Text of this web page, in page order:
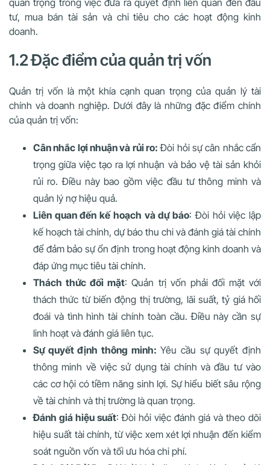
tư, mua bán tài sản và chi tiêu cho các hoạt động kinh
doanh.
1.2 Đặc điểm của quản trị vốn
Quản trị vốn là một khía cạnh quan trọng của quản lý tài
chính và doanh nghiệp. Dưới đây là những đặc điểm chính
của quản trị vốn:
Cân nhắc lợi nhuận và rủi ro: Đòi hỏi sự cân nhắc cẩn
trọng giữa việc tạo ra lợi nhuận và bảo vệ tài sản khỏi
rủi ro. Điều này bao gồm việc đầu tư thông minh và
quản lý nợ hiệu quả.
Liên quan đến kế hoạch và dự báo: Đòi hỏi việc lập
kế hoạch tài chính, dự báo thu chi và đánh giá tài chính
để đảm bảo sự ổn định trong hoạt động kinh doanh và
đáp ứng mục tiêu tài chính.
Thách thức đối mặt: Quản trị vốn phải đối mặt với
thách thức từ biến động thị trường, lãi suất, tỷ giá hối
đoái và tình hình tài chính toàn cầu. Điều này cần sự
linh hoạt và đánh giá liên tục.
Sự quyết định thông minh: Yêu cầu sự quyết định
thông minh về việc sử dụng tài chính và đầu tư vào
các cơ hội có tiềm năng sinh lợi. Sự hiểu biết sâu rộng
về tài chính và thị trường là quan trọng.
Đánh giá hiệu suất: Đòi hỏi việc đánh giá và theo dõi
hiệu suất tài chính, từ việc xem xét lợi nhuận đến kiểm
soát nguồn vốn và tối ưu hóa chi phí.